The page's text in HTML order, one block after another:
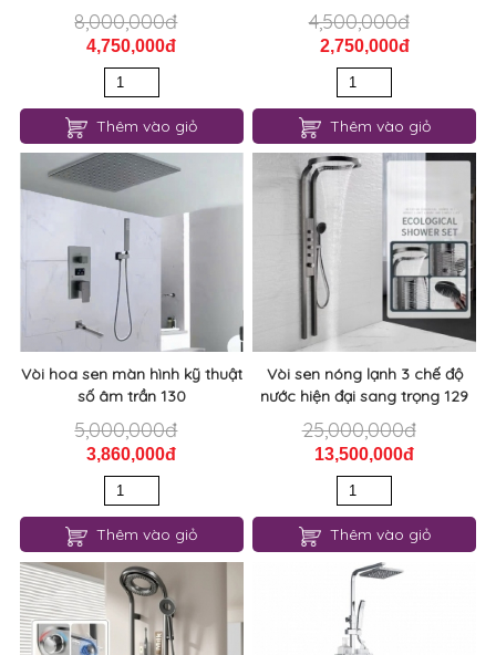
8,000,000đ
4,750,000đ
Thêm vào giỏ
4,500,000đ
2,750,000đ
Thêm vào giỏ
Vòi hoa sen màn hình kỹ thuật
số âm trần 130
5,000,000đ
3,860,000đ
Thêm vào giỏ
Vòi sen nóng lạnh 3 chế độ
nước hiện đại sang trọng 129
25,000,000đ
13,500,000đ
Thêm vào giỏ